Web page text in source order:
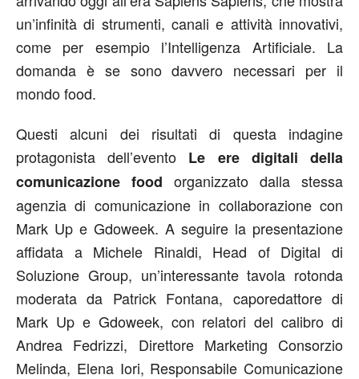
un’infinità di strumenti, canali e attività innovativi,
come per esempio l’Intelligenza Artificiale. La
domanda è se sono davvero necessari per il
mondo food.
Questi alcuni dei risultati di questa indagine
protagonista dell’evento Le ere digitali della
comunicazione food organizzato dalla stessa
agenzia di comunicazione in collaborazione con
Mark Up e Gdoweek. A seguire la presentazione
affidata a Michele Rinaldi, Head of Digital di
Soluzione Group, un’interessante tavola rotonda
moderata da Patrick Fontana, caporedattore di
Mark Up e Gdoweek, con relatori del calibro di
Andrea Fedrizzi, Direttore Marketing Consorzio
Melinda, Elena Iori, Responsabile Comunicazione